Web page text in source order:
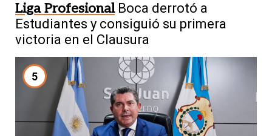
Liga Profesional Boca derrotó a
Estudiantes y consiguió su primera
victoria en el Clausura
5